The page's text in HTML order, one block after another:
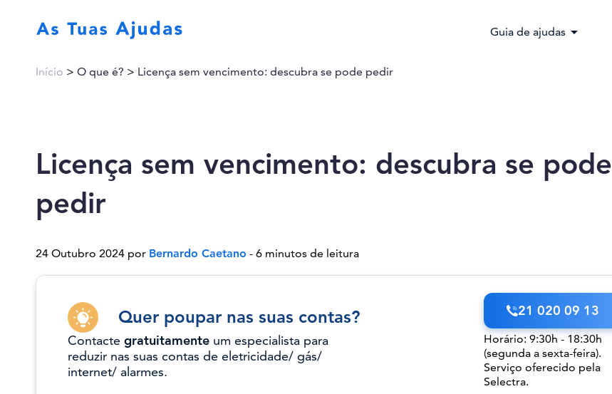
Guia de ajudas arrow_drop_down
Início > O que é? > Licença sem vencimento: descubra se pode pedir
Licença sem vencimento: descubra se pode
pedir
24 Outubro 2024 por Bernardo Caetano - 6 minutos de leitura
Quer poupar nas suas contas?
Contacte gratuitamente um especialista para
reduzir nas suas contas de eletricidade/ gás/
internet/ alarmes.
21 020 09 13
Horário: 9:30h - 18:30h
(segunda a sexta-feira).
Serviço oferecido pela
Selectra.